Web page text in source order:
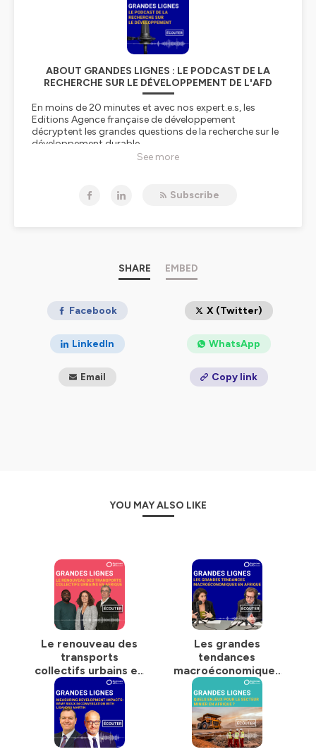
ABOUT GRANDES LIGNES : LE PODCAST DE LA
RECHERCHE SUR LE DÉVELOPPEMENT DE L'AFD
En moins de 20 minutes et avec nos expert.e.s, les
Editions Agence française de développement
décryptent les grandes questions de la recherche sur le
développement durable.
See more
Subscribe
SHARE EMBED
Facebook X (Twitter)
LinkedIn WhatsApp
Email Copy link
YOU MAY ALSO LIKE
Le renouveau des
transports
collectifs urbains en
Afrique
Les grandes
tendances
macroéconomiques
de l’Afrique